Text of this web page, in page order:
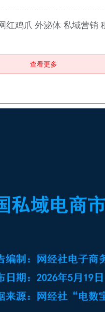
红鸡爪 外泌体 私域营销
查看更多